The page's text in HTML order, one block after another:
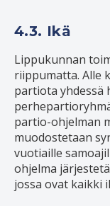
4.3. Ikä
Lippukunnan
riippumatta. Alle
partiota yhdessä
partio-ohjelman
muodostetaan
vuotiaille
ohjelma
jossa ovat kaikki